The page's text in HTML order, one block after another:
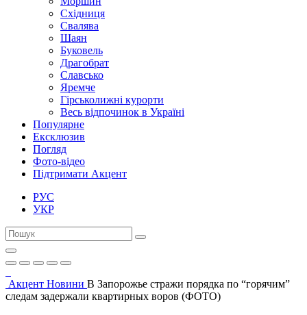
Східниця
Свалява
Шаян
Буковель
Драгобрат
Славсько
Яремче
Гірськолижні курорти
Весь відпочинок в Україні
Популярне
Ексклюзив
Погляд
Фото-відео
Підтримати Акцент
РУС
УКР
Акцент Новини В Запорожье стражи порядка по “горячим”
следам задержали квартирных воров (ФОТО)